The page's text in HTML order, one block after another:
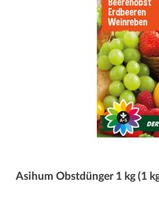
Asihum Obstdünger 1 kg (1